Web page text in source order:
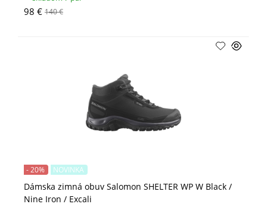
98 € 140 €
Dámska zimná obuv Salomon SHELTER WP W Black /
Nine Iron / Excali
- 20% NOVINKA